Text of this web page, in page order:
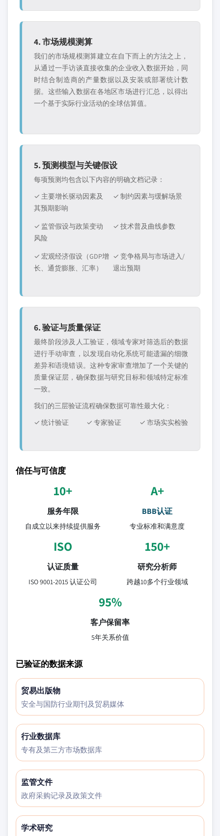
4. 市场规模测算
我们的市场规模测算建立在自下而上的方法之上，
从通过一手访谈直接收集的企业收入数据开始，同
时结合制造商的产量数据以及安装或部署统计数
据。这些输入数据在各地区市场进行汇总，以得出
一个基于实际行业活动的全球估算值。
5. 预测模型与关键假设
每项预测均包含以下内容的明确文档记录：
✓ 主要增长驱动因素及
其预期影响
✓ 制约因素与缓解场景
✓ 监管假设与政策变动
风险
✓ 技术普及曲线参数
✓ 宏观经济假设（GDP增
长、通货膨胀、汇率）
✓ 竞争格局与市场进入/
退出预期
6. 验证与质量保证
最终阶段涉及人工验证，领域专家对筛选后的数据
进行手动审查，以发现自动化系统可能遗漏的细微
差异和语境错误。这种专家审查增加了一个关键的
质量保证层，确保数据与研究目标和领域特定标准
一致。
我们的三层验证流程确保数据可靠性最大化：
✓ 统计验证
✓ 专家验证 ✓ 市场实实检验
信任与可信度
10+
服务年限
自成立以来持续提供服务
A+
BBB认证
专业标准和满意度
ISO
认证质量
ISO 9001-2015 认证公司
150+
研究分析师
跨越10多个行业领域
95%
客户保留率
5年关系价值
已验证的数据来源
贸易出版物
安全与国防行业期刊及贸易媒体
行业数据库
专有及第三方市场数据库
监管文件
政府采购记录及政策文件
学术研究